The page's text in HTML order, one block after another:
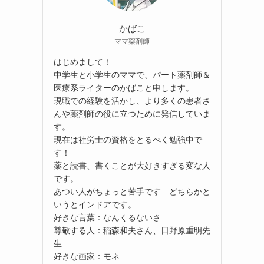
かばこ
ママ薬剤師
はじめまして！
中学生と小学生のママで、パート薬剤師＆
医療系ライターのかばこと申します。
現職での経験を活かし、より多くの患者さ
んや薬剤師の役に立つために発信していま
す。
現在は社労士の資格をとるべく勉強中で
す！
薬と読書、書くことが大好きすぎる変な人
です。
あつい人がちょっと苦手です…どちらかと
いうとインドアです。
好きな言葉：なんくるないさ
尊敬する人：稲森和夫さん、日野原重明先
生
好きな画家：モネ